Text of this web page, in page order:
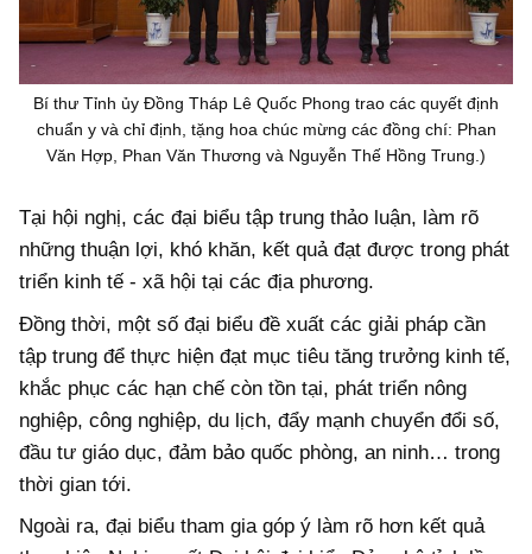
Bí thư Tỉnh ủy Đồng Tháp Lê Quốc Phong trao các quyết định
chuẩn y và chỉ định, tặng hoa chúc mừng các đồng chí: Phan
Văn Hợp, Phan Văn Thương và Nguyễn Thế Hồng Trung.)
Tại hội nghị, các đại biểu tập trung thảo luận, làm rõ
những thuận lợi, khó khăn, kết quả đạt được trong phát
triển kinh tế - xã hội tại các địa phương.
Đồng thời, một số đại biểu đề xuất các giải pháp cần
tập trung để thực hiện đạt mục tiêu tăng trưởng kinh tế,
khắc phục các hạn chế còn tồn tại, phát triển nông
nghiệp, công nghiệp, du lịch, đẩy mạnh chuyển đổi số,
đầu tư giáo dục, đảm bảo quốc phòng, an ninh… trong
thời gian tới.
Ngoài ra, đại biểu tham gia góp ý làm rõ hơn kết quả